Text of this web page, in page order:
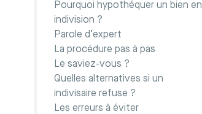
Pourquoi hypothéquer un bien en
indivision ?
Parole d’expert
La procédure pas à pas
Le saviez-vous ?
Quelles alternatives si un
indivisaire refuse ?
Les erreurs à éviter